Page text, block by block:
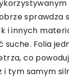
sprawdza
i innych
suche. Folia
co
i tym samym